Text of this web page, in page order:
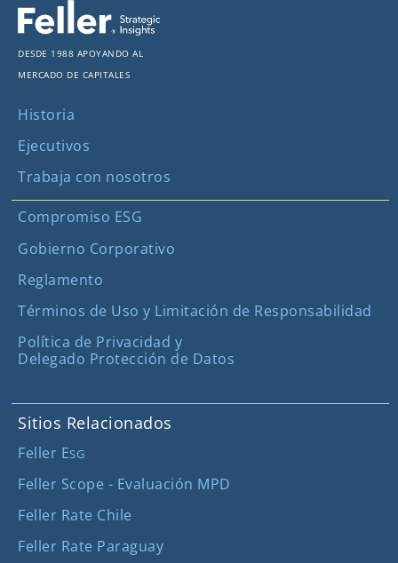
Desde 1988 apoyando al
mercado de capitales
Historia
Ejecutivos
Trabaja con nosotros
Compromiso ESG
Gobierno Corporativo
Reglamento
Términos de Uso y Limitación de Responsabilidad
Política de Privacidad y
Delegado Protección de Datos
Sitios Relacionados
Feller ESG
Feller Scope - Evaluación MPD
Feller Rate Chile
Feller Rate Paraguay